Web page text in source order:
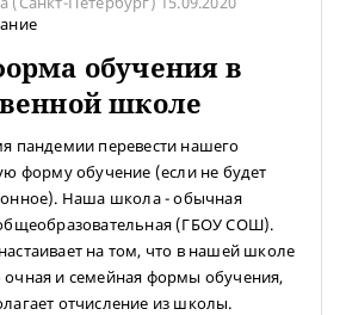
обучения в
школе
пандемии перевести нашего
форму обучение (если не будет
Наша школа - обычная
(ГБОУ СОШ).
на том, что в нашей школе
и семейная формы обучения,
отчисление из школы.